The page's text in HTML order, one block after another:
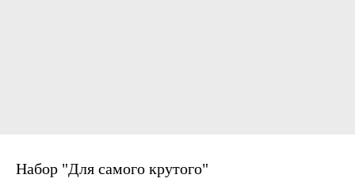
Набор "Для самого крутого"